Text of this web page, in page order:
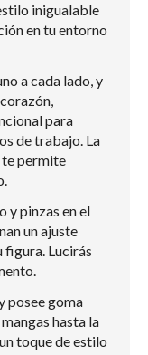
inigualable
en tu entorno
a cada lado, y
para
de trabajo. La
permite
y pinzas en el
un ajuste
Lucirás
posee goma
hasta la
toque de estilo